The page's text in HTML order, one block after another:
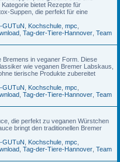
bietet Rezepte für
Suppen, die perfekt für eine
GUTuN Kochschule mpc
Tag-der-Tiere-Hannover Team
Bremens in veganer Form. Diese
wie veganen Bremer Labskaus,
tierische Produkte zubereitet
GUTuN Kochschule mpc
Tag-der-Tiere-Hannover Team
die perfekt zu veganen Würstchen
bringt den traditionellen Bremer
GUTuN Kochschule mpc
Tag-der-Tiere-Hannover Team